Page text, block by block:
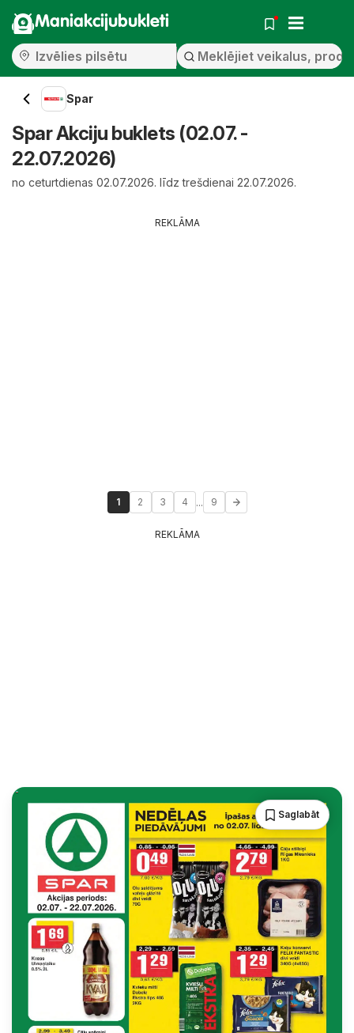
Maniakcijubukleti
Spar
Spar Akciju buklets (02.07. -
22.07.2026)
no ceturtdienas 02.07.2026. līdz trešdienai 22.07.2026.
REKLĀMA
1 2 3 4 ... 9
REKLĀMA
Saglabāt